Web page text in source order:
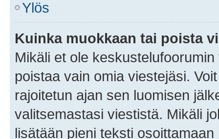
Ylös
Kuinka muokkaan tai poista
Mikäli et ole
poistaa vain omia viestejäsi.
rajoitetun ajan sen luomisen
valitsemastasi viestistä. Mikäli
lisätään pieni teksti